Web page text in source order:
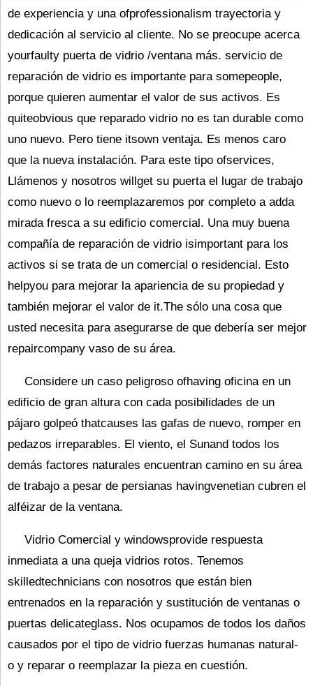
de experiencia y una ofprofessionalism trayectoria y
dedicación al servicio al cliente. No se preocupe acerca
yourfaulty puerta de vidrio /ventana más. servicio de
reparación de vidrio es importante para somepeople,
porque quieren aumentar el valor de sus activos. Es
quiteobvious que reparado vidrio no es tan durable como
uno nuevo. Pero tiene itsown ventaja. Es menos caro
que la nueva instalación. Para este tipo ofservices,
Llámenos y nosotros willget su puerta el lugar de trabajo
como nuevo o lo reemplazaremos por completo a adda
mirada fresca a su edificio comercial. Una muy buena
compañía de reparación de vidrio isimportant para los
activos si se trata de un comercial o residencial. Esto
helpyou para mejorar la apariencia de su propiedad y
también mejorar el valor de it.The sólo una cosa que
usted necesita para asegurarse de que debería ser mejor
repaircompany vaso de su área.
Considere un caso peligroso ofhaving oficina en un
edificio de gran altura con cada posibilidades de un
pájaro golpeó thatcauses las gafas de nuevo, romper en
pedazos irreparables. El viento, el Sunand todos los
demás factores naturales encuentran camino en su área
de trabajo a pesar de persianas havingvenetian cubren el
alféizar de la ventana.
Vidrio Comercial y windowsprovide respuesta
inmediata a una queja vidrios rotos. Tenemos
skilledtechnicians con nosotros que están bien
entrenados en la reparación y sustitución de ventanas o
puertas delicateglass. Nos ocupamos de todos los daños
causados ​​por el tipo de vidrio fuerzas humanas natural-
o y reparar o reemplazar la pieza en cuestión.